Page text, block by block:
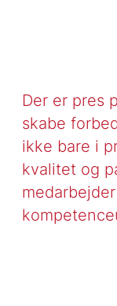
Der er pres
skabe
ikke bare i
kvalitet og